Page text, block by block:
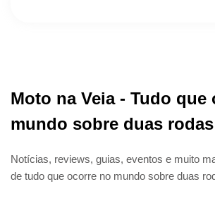
Moto na Veia - Tudo que
mundo sobre duas rodas
Notícias, reviews, guias, eventos e muito
de tudo que ocorre no mundo sobre duas